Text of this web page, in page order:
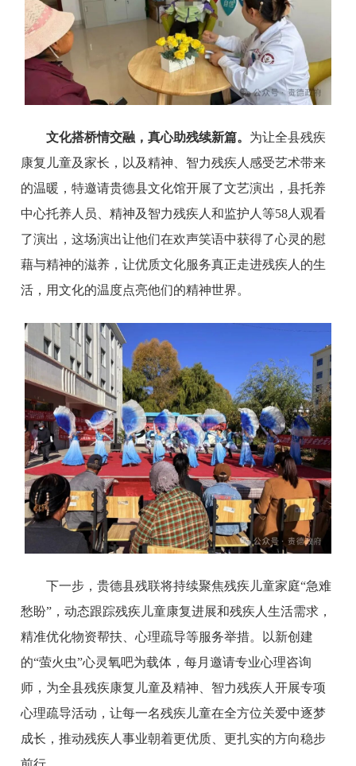
文化搭桥情交融，真心助残续新篇。 为让全县残疾
康复儿童及家长，以及精神、智力残疾人感受艺术带来
的温暖，特邀请贵德县文化馆开展了文艺演出，县托养
中心托养人员、精神及智力残疾人和监护人等58人观看
了演出，这场演出让他们在欢声笑语中获得了心灵的慰
藉与精神的滋养，让优质文化服务真正走进残疾人的生
活，用文化的温度点亮他们的精神世界。
下一步，贵德县残联将持续聚焦残疾儿童家庭“急难
愁盼”，动态跟踪残疾儿童康复进展和残疾人生活需求，
精准优化物资帮扶、心理疏导等服务举措。以新创建
的“萤火虫”心灵氧吧为载体，每月邀请专业心理咨询
师，为全县残疾康复儿童及精神、智力残疾人开展专项
心理疏导活动，让每一名残疾儿童在全方位关爱中逐梦
成长，推动残疾人事业朝着更优质、更扎实的方向稳步